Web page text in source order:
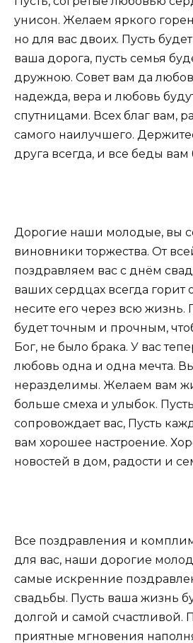
унисон. Желаем яркого
но для вас двоих. Пусть
ваша дорога, пусть семья
дружною. Совет вам да
надежда, вера и любовь
спутницами. Всех благ вам,
самого наилучшего.
друга всегда, и все беды
Дорогие наши молодые, вы
виновники торжества. От
поздравляем вас с днём
ваших сердцах всегда горит
несите его через всю жизнь.
будет точным и прочным,
Бог, не было брака. У вас
любовь одна и одна мечта.
неразделимы. Желаем вам
больше смеха и улыбок.
сопровождает вас, Пусть
вам хорошее настроение.
новостей в дом, радости и
Все поздравления и
для вас, наши дорогие
самые искренние
свадьбы. Пусть ваша жизнь
долгой и самой счастливой.
приятные мгновения